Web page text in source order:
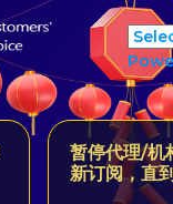
暂停代理/机
新订阅，直